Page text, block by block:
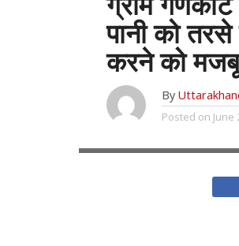
पानी को
करने को
By
Posted on June